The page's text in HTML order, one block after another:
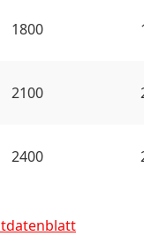
1800
2100
2400